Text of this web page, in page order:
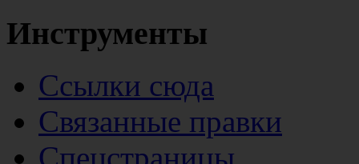
Инструменты
Ссылки сюда
Связанные правки
Спецстраницы